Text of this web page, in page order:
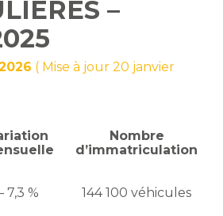
–
( Mise à jour 20 janvier
Nombre
d’immatriculation
7,3 % 144 100 véhicules